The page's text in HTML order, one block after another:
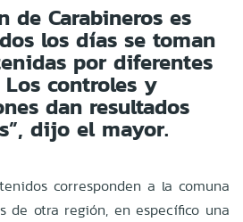
de Carabineros es
los días se toman
por diferentes
controles y
dan resultados
dijo el mayor.
corresponden a la comuna
de otra región, en específico una